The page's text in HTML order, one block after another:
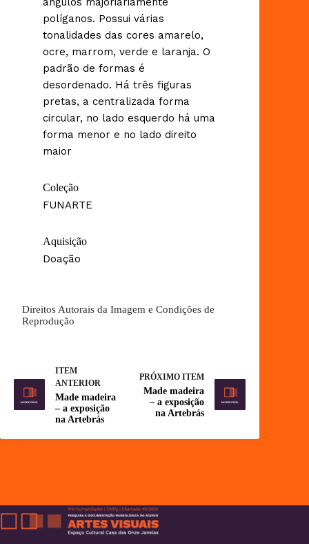
políganos. Possui várias
tonalidades das cores amarelo,
ocre, marrom, verde e laranja. O
padrão de formas é
desordenado. Há três figuras
pretas, a centralizada forma
circular, no lado esquerdo há uma
forma menor e no lado direito
maior
Coleção
FUNARTE
Aquisição
Doação
Direitos Autorais da Imagem e Condições de
Reprodução
ITEM
ANTERIOR
Made madeira
– a exposição
na Artebrás
PRÓXIMO ITEM
Made madeira
– a exposição
na Artebrás